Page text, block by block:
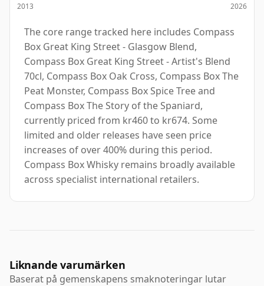
2013 2026
The core range tracked here includes Compass
Box Great King Street - Glasgow Blend,
Compass Box Great King Street - Artist's Blend
70cl, Compass Box Oak Cross, Compass Box The
Peat Monster, Compass Box Spice Tree and
Compass Box The Story of the Spaniard,
currently priced from kr460 to kr674. Some
limited and older releases have seen price
increases of over 400% during this period.
Compass Box Whisky remains broadly available
across specialist international retailers.
Liknande varumärken
Baserat på gemenskapens smaknoteringar lutar